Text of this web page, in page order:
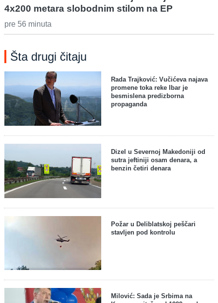
4x200 metara slobodnim stilom na EP
pre 56 minuta
Šta drugi čitaju
Rada Trajković: Vučićeva najava
promene toka reke Ibar je
besmislena predizborna
propaganda
Dizel u Severnoj Makedoniji od
sutra jeftiniji osam denara, a
benzin četiri denara
Požar u Deliblatskoj peščari
stavljen pod kontrolu
Milović: Sada je Srbima na